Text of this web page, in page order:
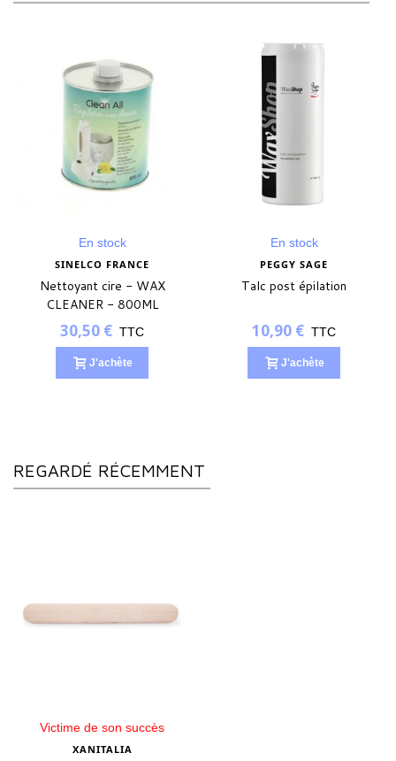
En stock
SINELCO FRANCE
Nettoyant cire - WAX
CLEANER - 800ML
30,50 € TTC
J'achète
En stock
PEGGY SAGE
Talc post épilation
10,90 € TTC
J'achète
REGARDÉ RÉCEMMENT
Victime de son succès
XANITALIA